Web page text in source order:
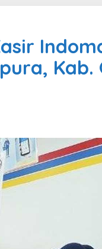
Kab.